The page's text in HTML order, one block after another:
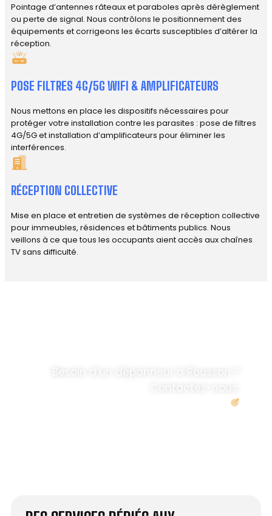
Pointage d’antennes râteaux et paraboles après dérèglement
ou perte de signal. Nous contrôlons le positionnement des
équipements et corrigeons les écarts susceptibles d’altérer la
réception.
POSE FILTRES 4G/5G WIFI & AMPLIFICATEURS
Nous mettons en place les dispositifs nécessaires pour
protéger votre installation contre les parasites : pose de filtres
4G/5G et installation d’amplificateurs pour éliminer les
interférences.
RÉCEPTION COLLECTIVE
Mise en place et entretien de systèmes de réception collective
pour immeubles, résidences et bâtiments publics. Nous
veillons à ce que tous les occupants aient accès aux chaînes
TV sans difficulté.
Besoin d’un dépanneur à Rousson ?